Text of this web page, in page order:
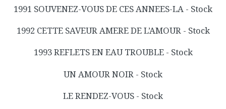
1991 SOUVENEZ-VOUS DE CES ANNEES-LA - Stock
1992 CETTE SAVEUR AMERE DE L’AMOUR - Stock
1993 REFLETS EN EAU TROUBLE - Stock
UN AMOUR NOIR - Stock
LE RENDEZ-VOUS - Stock